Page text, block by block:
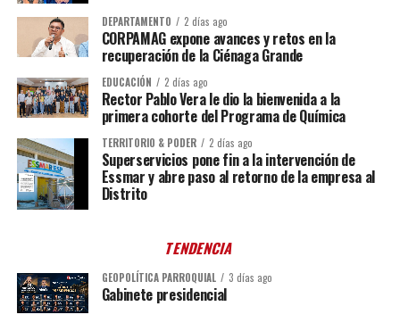
DEPARTAMENTO 2 días ago
CORPAMAG expone avances y retos en la
recuperación de la Ciénaga Grande
EDUCACIÓN 2 días ago
Rector Pablo Vera le dio la bienvenida a la
primera cohorte del Programa de Química
TERRITORIO & PODER 2 días ago
Superservicios pone fin a la intervención de
Essmar y abre paso al retorno de la empresa al
Distrito
TENDENCIA
GEOPOLÍTICA PARROQUIAL 3 días ago
Gabinete presidencial